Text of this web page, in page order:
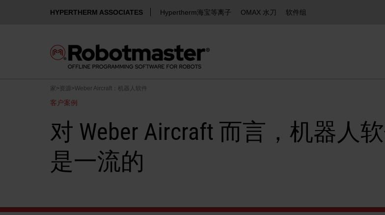
HYPERTHERM ASSOCIATES Hypertherm海宝等离子 OMAX 水刀 软件组
家> 资源>Weber Aircraft：机器人软件
客户案例
对 Weber Aircraft 而言，机器人
是一流的